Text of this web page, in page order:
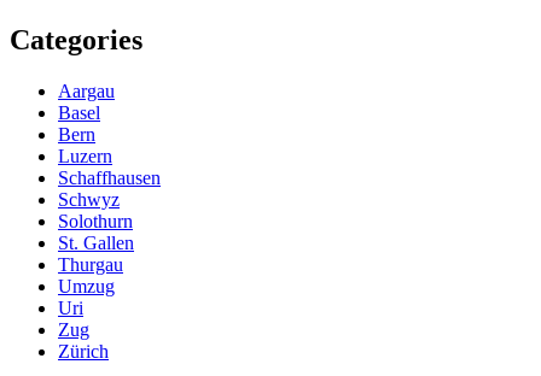
Categories
Aargau
Basel
Bern
Luzern
Schaffhausen
Schwyz
Solothurn
St. Gallen
Thurgau
Umzug
Uri
Zug
Zürich